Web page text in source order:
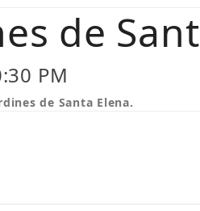
de
PM
de Santa Elena.